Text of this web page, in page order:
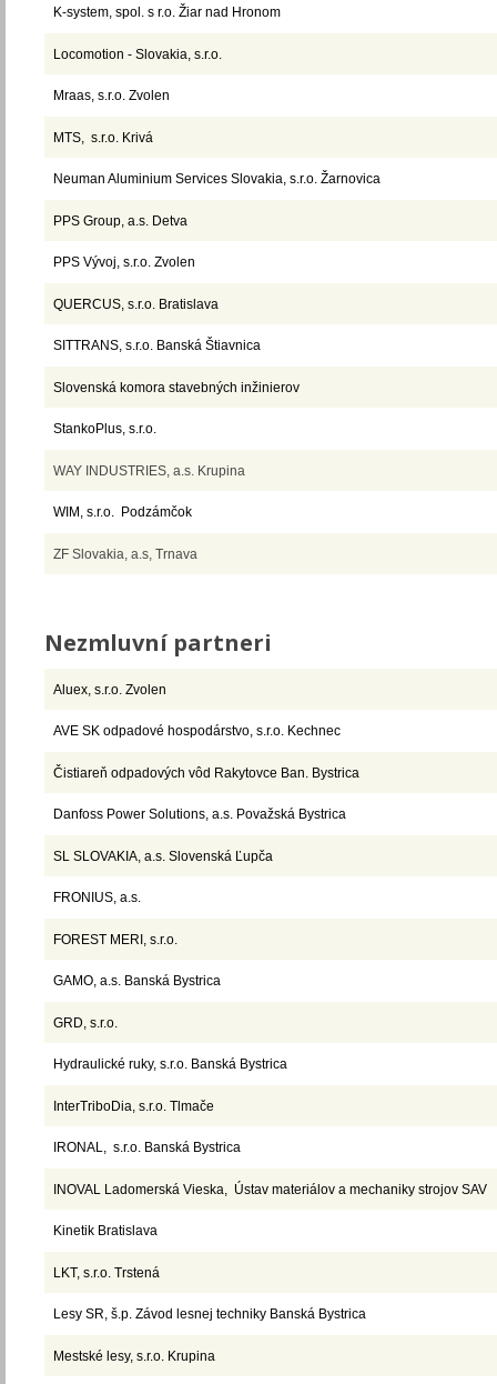
K-system, spol. s r.o. Žiar nad Hronom
Locomotion - Slovakia, s.r.o.
Mraas, s.r.o. Zvolen
MTS, s.r.o. Krivá
Neuman Aluminium Services Slovakia, s.r.o. Žarnovica
PPS Group, a.s. Detva
PPS Vývoj, s.r.o. Zvolen
QUERCUS, s.r.o. Bratislava
SITTRANS, s.r.o. Banská Štiavnica
Slovenská komora stavebných inžinierov
StankoPlus, s.r.o.
WAY INDUSTRIES, a.s. Krupina
WIM, s.r.o. Podzámčok
ZF Slovakia, a.s, Trnava
Nezmluvní partneri
Aluex, s.r.o. Zvolen
AVE SK odpadové hospodárstvo, s.r.o. Kechnec
Čistiareň odpadových vôd Rakytovce Ban. Bystrica
Danfoss Power Solutions, a.s. Považská Bystrica
SL SLOVAKIA, a.s. Slovenská Ľupča
FRONIUS, a.s.
FOREST MERI, s.r.o.
GAMO, a.s. Banská Bystrica
GRD, s.r.o.
Hydraulické ruky, s.r.o. Banská Bystrica
InterTriboDia, s.r.o. Tlmače
IRONAL, s.r.o. Banská Bystrica
INOVAL Ladomerská Vieska, Ústav materiálov a mechaniky strojov SAV
Kinetik Bratislava
LKT, s.r.o. Trstená
Lesy SR, š.p. Závod lesnej techniky Banská Bystrica
Mestské lesy, s.r.o. Krupina